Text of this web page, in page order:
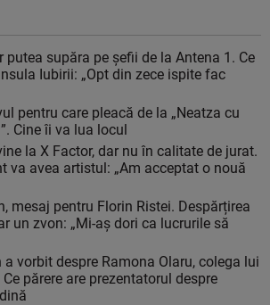
putea supăra pe șefii de la Antena 1. Ce
Iubirii: „Opt din zece ispite fac
pentru care pleacă de la „Neatza cu
Cine îi va lua locul
la X Factor, dar nu în calitate de jurat.
va avea artistul: „Am acceptat o nouă
mesaj pentru Florin Ristei. Despărțirea
un zvon: „Mi-aș dori ca lucrurile să
a vorbit despre Ramona Olaru, colega lui
părere are prezentatorul despre